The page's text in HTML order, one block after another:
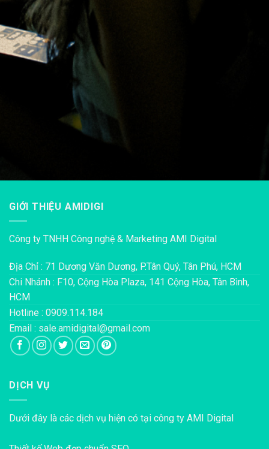
GIỚI THIỆU AMIDIGI
Công ty TNHH Công nghệ & Marketing AMI Digital
Địa Chỉ : 71 Dương Văn Dương, P.Tân Quý, Tân Phú, HCM
Chi Nhánh : F10, Cộng Hòa Plaza, 141 Cộng Hòa, Tân Bình,
HCM
Hotline : 0909.114.184
Email : sale.amidigital@gmail.com
DỊCH VỤ
Dưới đây là các dịch vụ hiện có tại công ty AMI Digital